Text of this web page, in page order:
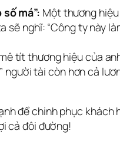
má”: Một thương
sẽ nghĩ: “Công ty này
tít thương hiệu của
người tài còn hơn cả
để chinh phục
cả đôi đường!